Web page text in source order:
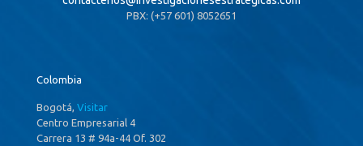
PBX: (+57 601) 8052651
Colombia
Bogotá, Visitar
Centro Empresarial 4
Carrera 13 # 94a-44 Of. 302